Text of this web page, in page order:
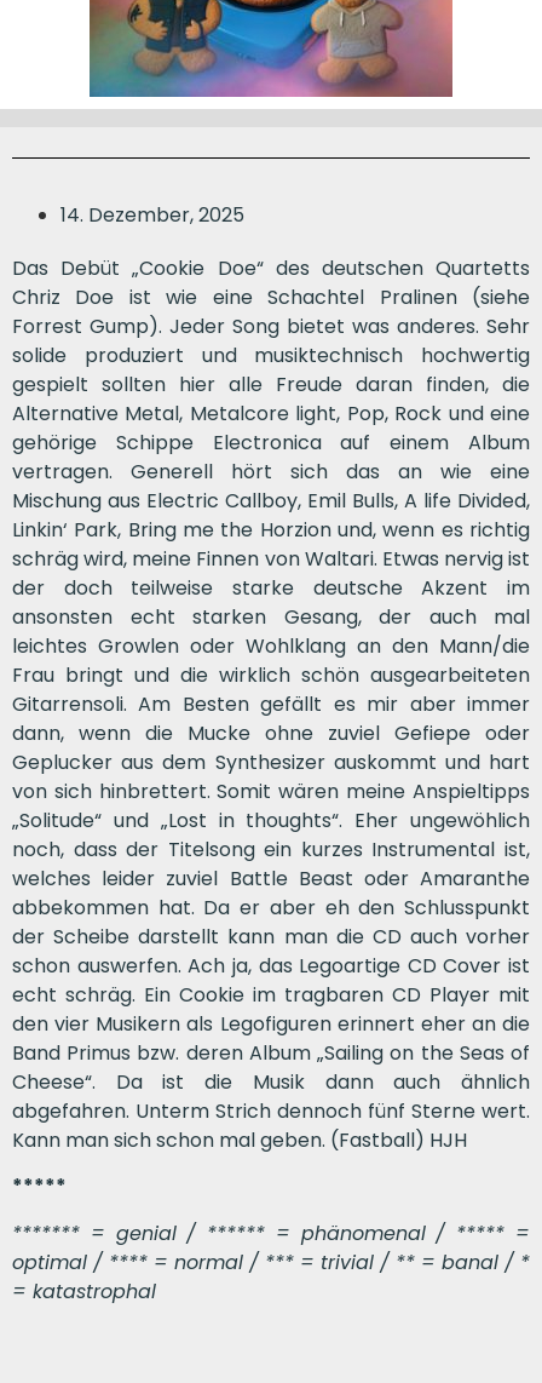
14. Dezember, 2025
Das Debüt „Cookie Doe“ des deutschen Quartetts
Chriz Doe ist wie eine Schachtel Pralinen (siehe
Forrest Gump). Jeder Song bietet was anderes. Sehr
solide produziert und musiktechnisch hochwertig
gespielt sollten hier alle Freude daran finden, die
Alternative Metal, Metalcore light, Pop, Rock und eine
gehörige Schippe Electronica auf einem Album
vertragen. Generell hört sich das an wie eine
Mischung aus Electric Callboy, Emil Bulls, A life Divided,
Linkin‘ Park, Bring me the Horzion und, wenn es richtig
schräg wird, meine Finnen von Waltari. Etwas nervig ist
der doch teilweise starke deutsche Akzent im
ansonsten echt starken Gesang, der auch mal
leichtes Growlen oder Wohlklang an den Mann/die
Frau bringt und die wirklich schön ausgearbeiteten
Gitarrensoli. Am Besten gefällt es mir aber immer
dann, wenn die Mucke ohne zuviel Gefiepe oder
Geplucker aus dem Synthesizer auskommt und hart
von sich hinbrettert. Somit wären meine Anspieltipps
„Solitude“ und „Lost in thoughts“. Eher ungewöhlich
noch, dass der Titelsong ein kurzes Instrumental ist,
welches leider zuviel Battle Beast oder Amaranthe
abbekommen hat. Da er aber eh den Schlusspunkt
der Scheibe darstellt kann man die CD auch vorher
schon auswerfen. Ach ja, das Legoartige CD Cover ist
echt schräg. Ein Cookie im tragbaren CD Player mit
den vier Musikern als Legofiguren erinnert eher an die
Band Primus bzw. deren Album „Sailing on the Seas of
Cheese“. Da ist die Musik dann auch ähnlich
abgefahren. Unterm Strich dennoch fünf Sterne wert.
Kann man sich schon mal geben. (Fastball) HJH
*****
******* = genial / ****** = phänomenal / ***** =
optimal / **** = normal / *** = trivial / ** = banal / *
= katastrophal